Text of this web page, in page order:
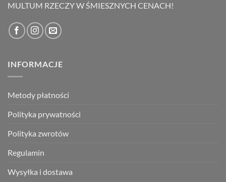
do
MULTUM RZECZY W ŚMIESZNYCH CENACH!
INFORMACJE
Metody płatności
Polityka prywatności
Polityka zwrotów
Regulamin
Wysyłka i dostawa